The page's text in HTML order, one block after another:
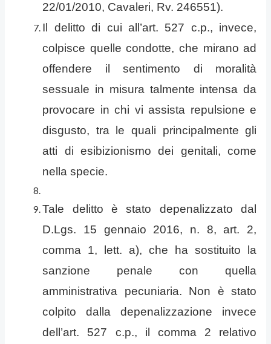
22/01/2010, Cavaleri, Rv. 246551).
Il delitto di cui all’art. 527 c.p., invece,
colpisce quelle condotte, che mirano ad
offendere il sentimento di moralità
sessuale in misura talmente intensa da
provocare in chi vi assista repulsione e
disgusto, tra le quali principalmente gli
atti di esibizionismo dei genitali, come
nella specie.
Tale delitto è stato depenalizzato dal
D.Lgs. 15 gennaio 2016, n. 8, art. 2,
comma 1, lett. a), che ha sostituito la
sanzione penale con quella
amministrativa pecuniaria. Non è stato
colpito dalla depenalizzazione invece
dell’art. 527 c.p., il comma 2 relativo